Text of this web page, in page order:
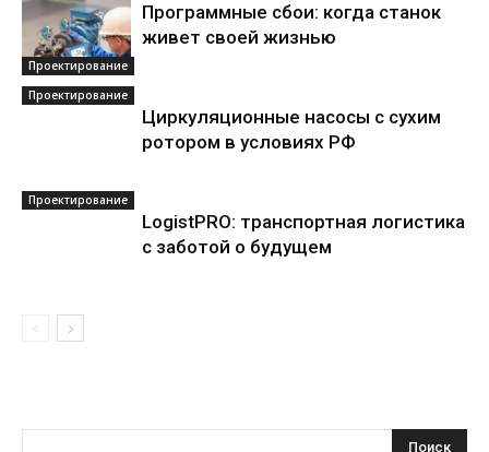
Проектирование
Программные сбои: когда станок
живет своей жизнью
Проектирование
Циркуляционные насосы с сухим
ротором в условиях РФ
Проектирование
LogistPRO: транспортная логистика
с заботой о будущем